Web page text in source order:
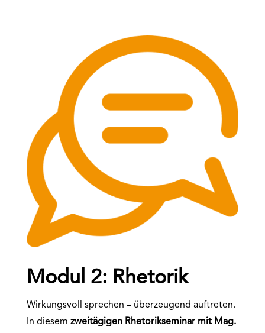
Modul 2: Rhetorik
Wirkungsvoll sprechen – überzeugend auftreten.
In diesem zweitägigen Rhetorikseminar mit Mag.